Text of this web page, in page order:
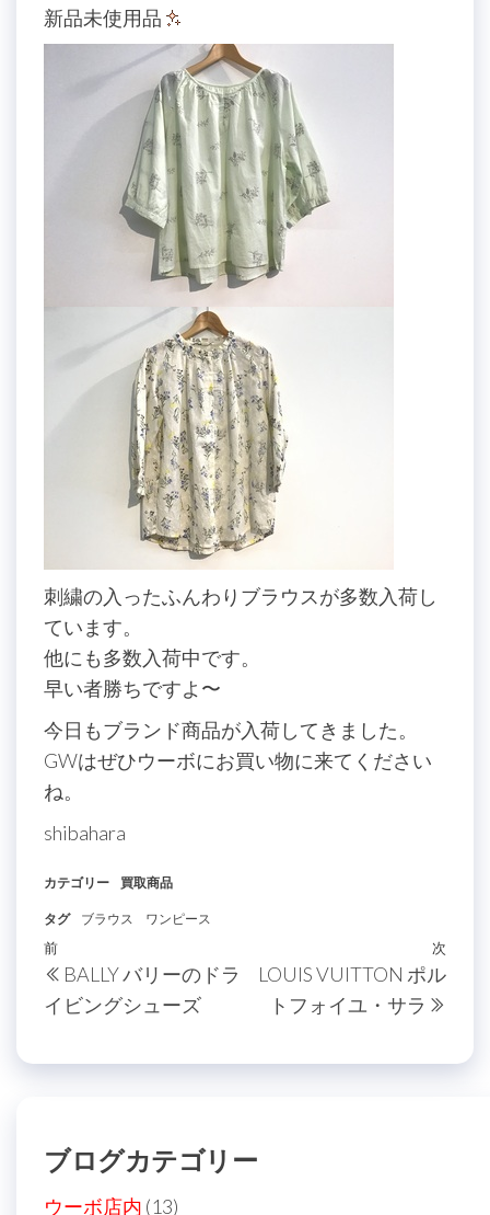
新品未使用品
刺繍の入ったふんわりブラウスが多数入荷し
ています。
他にも多数入荷中です。
早い者勝ちですよ〜
今日もブランド商品が入荷してきました。
GWはぜひウーボにお買い物に来てください
ね。
shibahara
カテゴリー 買取商品
タグ ブラウス ワンピース
投
稿
ナ
ビ
シ
ョ
過
去
の
前
BALLY バリーのドラ
イビングシューズ
次
の
次
LOUIS VUITTON ポル
トフォイユ・サラ
ブログカテゴリー
ウーボ店内 (13)